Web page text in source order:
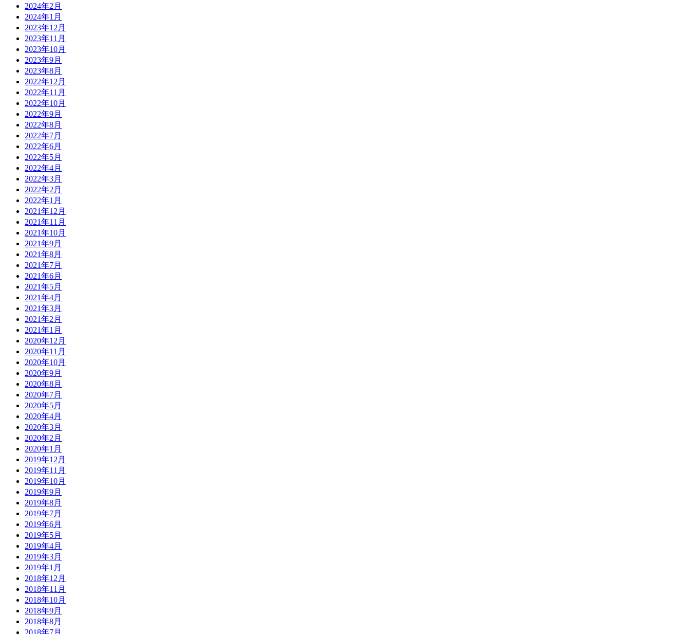
2024年2月
2024年1月
2023年12月
2023年11月
2023年10月
2023年9月
2023年8月
2022年12月
2022年11月
2022年10月
2022年9月
2022年8月
2022年7月
2022年6月
2022年5月
2022年4月
2022年3月
2022年2月
2022年1月
2021年12月
2021年11月
2021年10月
2021年9月
2021年8月
2021年7月
2021年6月
2021年5月
2021年4月
2021年3月
2021年2月
2021年1月
2020年12月
2020年11月
2020年10月
2020年9月
2020年8月
2020年7月
2020年5月
2020年4月
2020年3月
2020年2月
2020年1月
2019年12月
2019年11月
2019年10月
2019年9月
2019年8月
2019年7月
2019年6月
2019年5月
2019年4月
2019年3月
2019年1月
2018年12月
2018年11月
2018年10月
2018年9月
2018年8月
2018年7月